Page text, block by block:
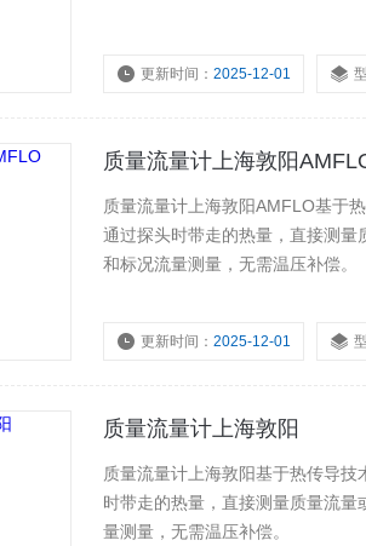
更新时间：2025-12-01
质量流量计上海敦阳
质量流量计上海敦阳AMFLO基于
通过探头时带走的热量，直接测
和标况流量测量，无需温压补偿。
更新时间：2025-12-01
质量流量计上海敦阳
质量流量计上海敦阳基于热传导
时带走的热量，直接测量质量流
量测量，无需温压补偿。